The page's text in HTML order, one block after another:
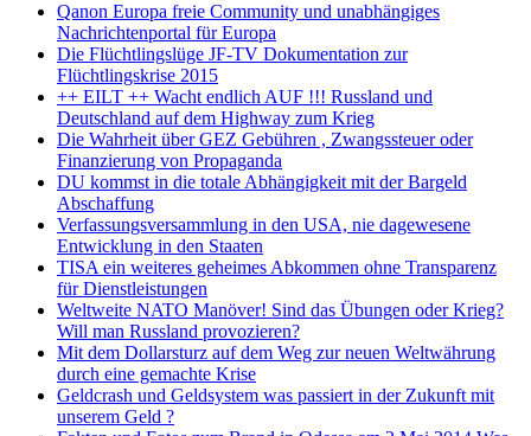
Qanon Europa freie Community und unabhängiges
Nachrichtenportal für Europa
Die Flüchtlingslüge JF-TV Dokumentation zur
Flüchtlingskrise 2015
++ EILT ++ Wacht endlich AUF !!! Russland und
Deutschland auf dem Highway zum Krieg
Die Wahrheit über GEZ Gebühren , Zwangssteuer oder
Finanzierung von Propaganda
DU kommst in die totale Abhängigkeit mit der Bargeld
Abschaffung
Verfassungsversammlung in den USA, nie dagewesene
Entwicklung in den Staaten
TISA ein weiteres geheimes Abkommen ohne Transparenz
für Dienstleistungen
Weltweite NATO Manöver! Sind das Übungen oder Krieg?
Will man Russland provozieren?
Mit dem Dollarsturz auf dem Weg zur neuen Weltwährung
durch eine gemachte Krise
Geldcrash und Geldsystem was passiert in der Zukunft mit
unserem Geld ?